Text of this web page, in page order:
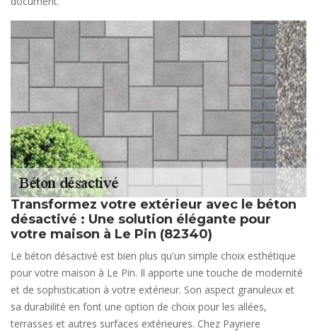
Transformez votre extérieur avec le béton
désactivé : Une solution élégante pour
votre maison à Le Pin (82340)
Le béton désactivé est bien plus qu'un simple choix esthétique
pour votre maison à Le Pin. Il apporte une touche de modernité
et de sophistication à votre extérieur. Son aspect granuleux et
sa durabilité en font une option de choix pour les allées,
terrasses et autres surfaces extérieures. Chez Payriere